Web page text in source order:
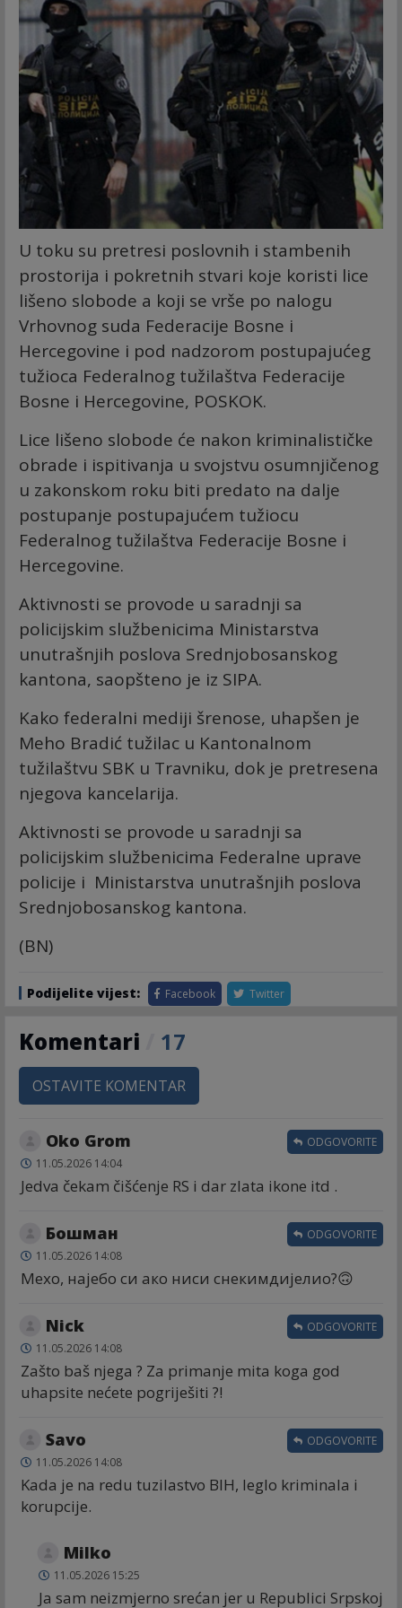
U toku su pretresi poslovnih i stambenih
prostorija i pokretnih stvari koje koristi lice
lišeno slobode a koji se vrše po nalogu
Vrhovnog suda Federacije Bosne i
Hercegovine i pod nadzorom postupajućeg
tužioca Federalnog tužilaštva Federacije
Bosne i Hercegovine, POSKOK.
Lice lišeno slobode će nakon kriminalističke
obrade i ispitivanja u svojstvu osumnjičenog
u zakonskom roku biti predato na dalje
postupanje postupajućem tužiocu
Federalnog tužilaštva Federacije Bosne i
Hercegovine.
Aktivnosti se provode u saradnji sa
policijskim službenicima Ministarstva
unutrašnjih poslova Srednjobosanskog
kantona, saopšteno je iz SIPA.
Kako federalni mediji šrenose, uhapšen je
Meho Bradić tužilac u Kantonalnom
tužilaštvu SBK u Travniku, dok je pretresena
njegova kancelarija.
Aktivnosti se provode u saradnji sa
policijskim službenicima Federalne uprave
policije i Ministarstva unutrašnjih poslova
Srednjobosanskog kantona.
(BN)
Podijelite vijest: Facebook Twitter
Komentari 17
OSTAVITE KOMENTAR
Oko Grom
11.05.2026 14:04
Jedva čekam čišćenje RS i dar zlata ikone itd .
ODGOVORITE
Бошман
11.05.2026 14:08
Мехо, најебо си ако ниси снекимдијелио?🙃
ODGOVORITE
Nick
11.05.2026 14:08
Zašto baš njega ? Za primanje mita koga god
uhapsite nećete pogriješiti ?!
ODGOVORITE
Savo
11.05.2026 14:08
Kada je na redu tuzilastvo BIH, leglo kriminala i
korupcije.
ODGOVORITE
Milko
11.05.2026 15:25
Ja sam neizmjerno srećan jer u Republici Srpskoj